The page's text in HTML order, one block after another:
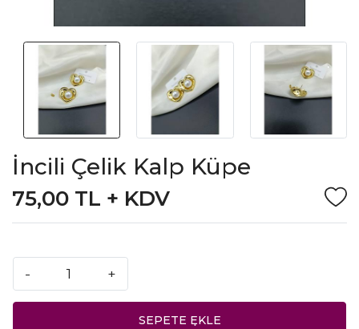
İncili Çelik Kalp Küpe
75,00 TL + KDV
- +
SEPETE EKLE